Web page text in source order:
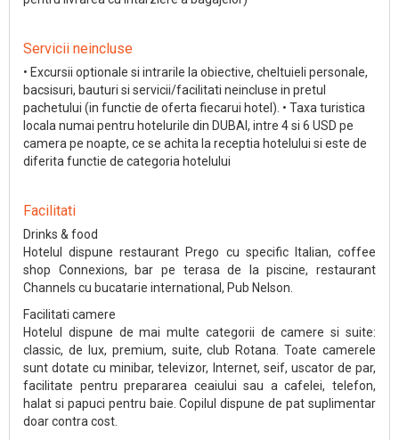
Servicii neincluse
• Excursii optionale si intrarile la obiective, cheltuieli personale,
bacsisuri, bauturi si servicii/facilitati neincluse in pretul
pachetului (in functie de oferta fiecarui hotel). • Taxa turistica
locala numai pentru hotelurile din DUBAI, intre 4 si 6 USD pe
camera pe noapte, ce se achita la receptia hotelului si este de
diferita functie de categoria hotelului
Facilitati
Drinks & food
Hotelul dispune restaurant Prego cu specific Italian, coffee
shop Connexions, bar pe terasa de la piscine, restaurant
Channels cu bucatarie international, Pub Nelson.
Facilitati camere
Hotelul dispune de mai multe categorii de camere si suite:
classic, de lux, premium, suite, club Rotana. Toate camerele
sunt dotate cu minibar, televizor, Internet, seif, uscator de par,
facilitate pentru prepararea ceaiului sau a cafelei, telefon,
halat si papuci pentru baie. Copilul dispune de pat suplimentar
doar contra cost.